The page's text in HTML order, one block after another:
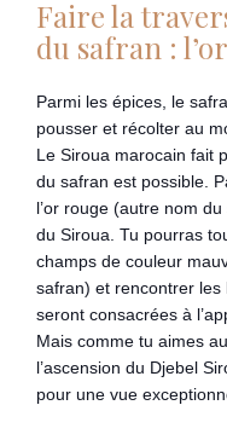
Faire la
du safran :
Parmi les épices, le
pousser et récolter au
Le Siroua marocain fait
du safran est possible.
l’or rouge (autre nom
du Siroua. Tu pourras
champs de couleur
safran) et rencontrer
seront consacrées à
Mais comme tu aimes
l’ascension du Djebel
pour une vue